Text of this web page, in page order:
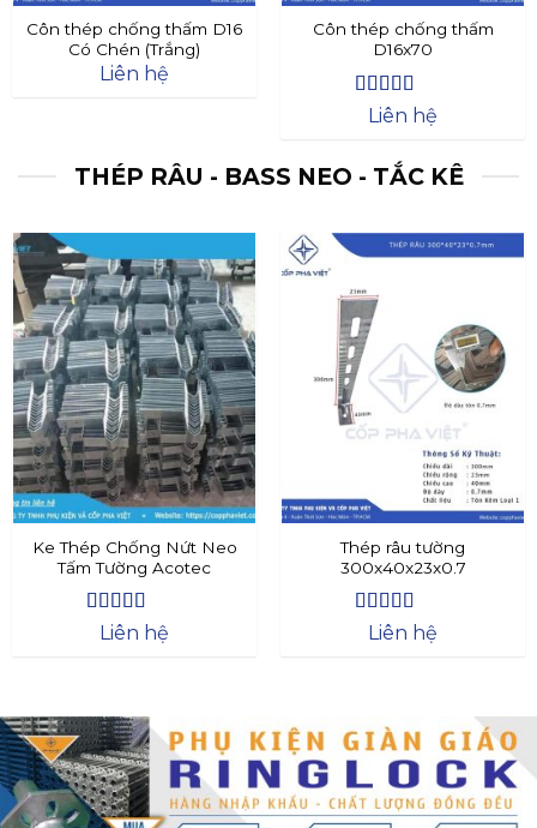
Côn thép chống thấm D16
Có Chén (Trắng)
Liên hệ
Côn thép chống thấm
D16x70
Được xếp
5
Liên hệ
THÉP RÂU - BASS NEO - TẮC KÊ
Ke Thép Chống Nứt Neo
Tấm Tường Acotec
Được xếp
Liên hệ
Thép râu tường
300x40x23x0.7
Được xếp
Liên hệ